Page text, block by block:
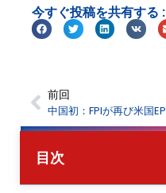
今すぐ投稿を共有する :
前回
目次